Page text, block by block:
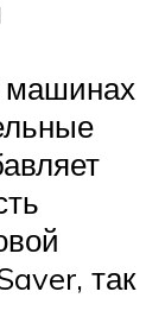
машинах
так